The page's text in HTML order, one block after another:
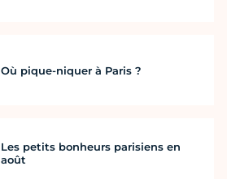
Où pique-niquer à Paris ?
Les petits bonheurs parisiens en
août